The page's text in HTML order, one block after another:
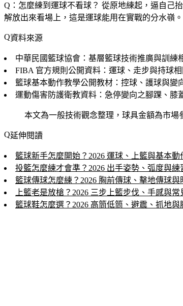
Q：怎麼練到運球不看球？ 從原地練起，逼自己
解放出來看場上，這是運球能用在實戰的分水嶺。
資料來源
中華民國籃球協會：基層籃球技術推廣與訓練
FIBA 官方規則公開資料：運球、走步與持球
籃球基本動作教學公開教材：控球、護球與變
運動傷害防護衛教資料：急停變向之腳踝、膝
本文為一般技術觀念整理，球具金額為市
延伸閱讀
籃球新手怎麼開始？2026 運球、上籃與基本動
投籃怎麼練才會準？2026 出手姿勢、弧度與練
籃球傳球怎麼練？2026 胸前傳球、擊地傳球與
上籃老是放槍？2026 三步上籃步伐、手感與常
籃球鞋怎麼選？2026 高筒低筒、避震、抓地與